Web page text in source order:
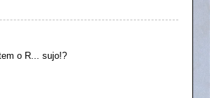
o R... sujo!?